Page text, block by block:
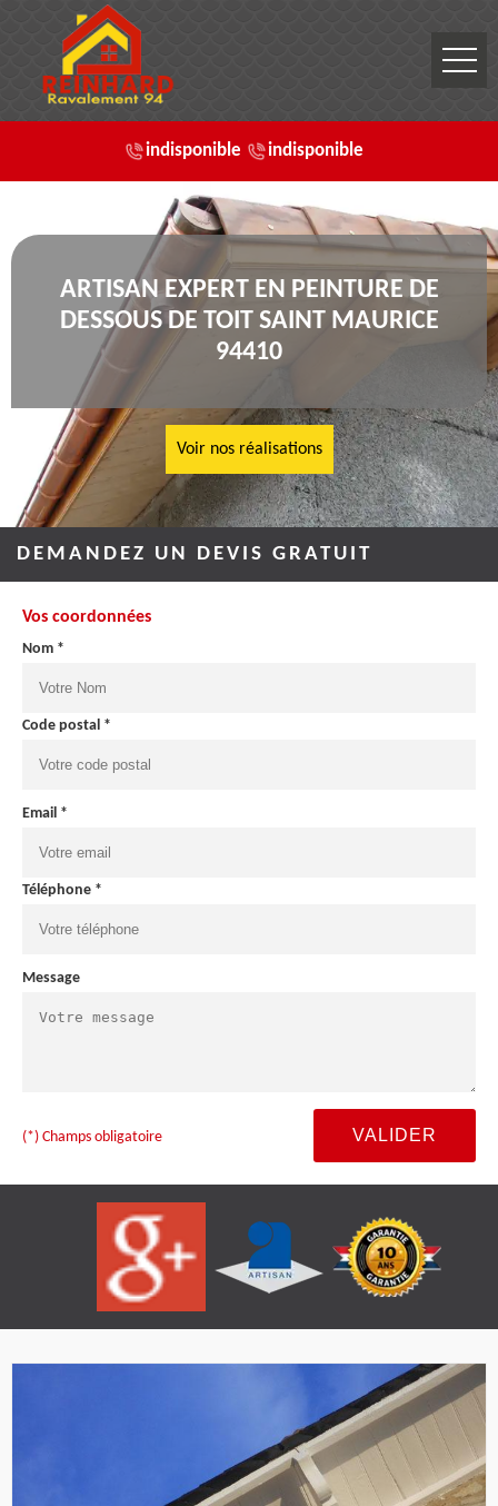
indisponible indisponible
ARTISAN EXPERT EN PEINTURE DE
DESSOUS DE TOIT SAINT MAURICE
94410
Voir nos réalisations
DEMANDEZ UN DEVIS GRATUIT
Vos coordonnées
Nom *
Code postal *
Email *
Téléphone *
Message
(*) Champs obligatoire